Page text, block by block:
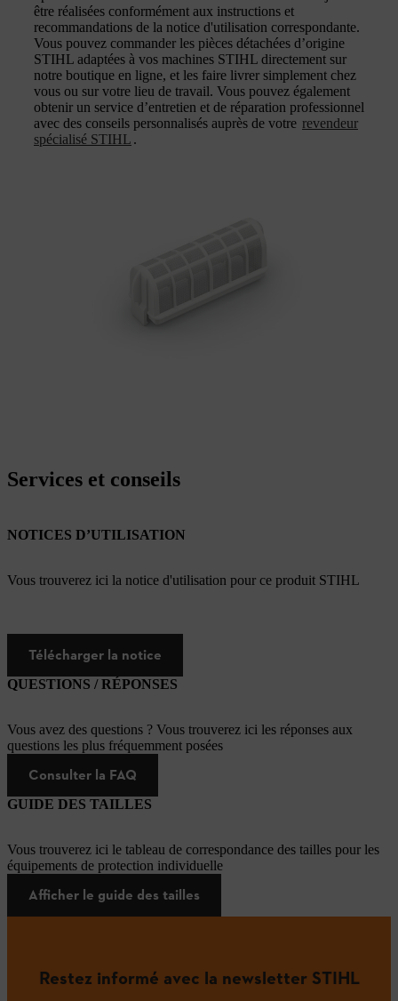
être réalisées conformément aux instructions et
recommandations de la notice d'utilisation correspondante.
Vous pouvez commander les pièces détachées d’origine
STIHL adaptées à vos machines STIHL directement sur
notre boutique en ligne, et les faire livrer simplement chez
vous ou sur votre lieu de travail. Vous pouvez également
obtenir un service d’entretien et de réparation professionnel
avec des conseils personnalisés auprès de votre revendeur
spécialisé STIHL .
Services et conseils
NOTICES D’UTILISATION
Vous trouverez ici la notice d'utilisation pour ce produit STIHL
Télécharger la notice
QUESTIONS / RÉPONSES
Vous avez des questions ? Vous trouverez ici les réponses aux
questions les plus fréquemment posées
Consulter la FAQ
GUIDE DES TAILLES
Vous trouverez ici le tableau de correspondance des tailles pour les
équipements de protection individuelle
Afficher le guide des tailles
Restez informé avec la newsletter STIHL